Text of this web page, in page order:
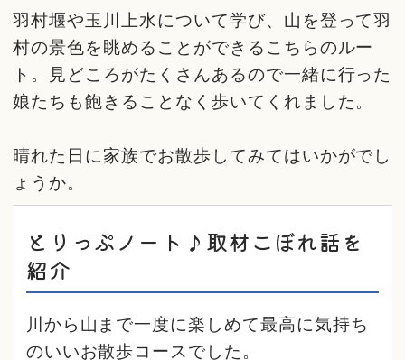
羽村堰や玉川上水について学び、山を登って羽
村の景色を眺めることができるこちらのルー
ト。見どころがたくさんあるので一緒に行った
娘たちも飽きることなく歩いてくれました。
晴れた日に家族でお散歩してみてはいかがでし
ょうか。
とりっぷノート♪取材こぼれ話を
紹介
川から山まで一度に楽しめて最高に気持ち
のいいお散歩コースでした。